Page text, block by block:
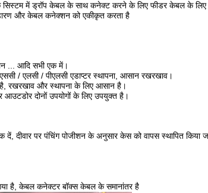
में ड्रॉप केबल के साथ कनेक्ट करने के लिए फीडर केबल के लिए
और केबल कनेक्शन को एकीकृत करता है
... आदि सभी एक में।
/ एलसी / पीएलसी एडाप्टर स्थापना, आसान रखरखाव।
है, रखरखाव और स्थापना के लिए आसान है।
दोनों उपयोगों के लिए उपयुक्त है।
पर पंचिंग पोजीशन के अनुसार केस को वापस स्थापित किया
है, केबल कनेक्टर बॉक्स केबल के समानांतर है